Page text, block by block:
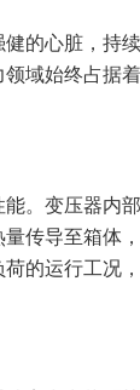
健的心脏，持
域始终占据着
。变压器内
传导至箱体
的运行工况